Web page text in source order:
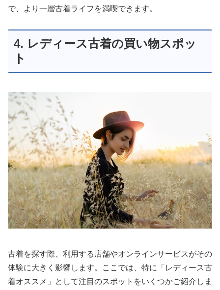
で、より一層古着ライフを満喫できます。
4. レディース古着の買い物スポッ
ト
古着を探す際、利用する店舗やオンラインサービスがその
体験に大きく影響します。ここでは、特に「レディース古
着オススメ」として注目のスポットをいくつかご紹介しま